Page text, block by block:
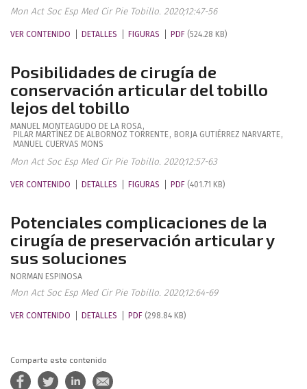
Mon Act Soc Esp Med Cir Pie Tobillo. 2020;12:47-56
VER CONTENIDO DETALLES FIGURAS PDF (524.28 KB)
Posibilidades de cirugía de
conservación articular del tobillo
lejos del tobillo
MANUEL MONTEAGUDO DE LA ROSA,
PILAR MARTÍNEZ DE ALBORNOZ TORRENTE, BORJA GUTIÉRREZ NARVARTE,
MANUEL CUERVAS MONS
Mon Act Soc Esp Med Cir Pie Tobillo. 2020;12:57-63
VER CONTENIDO DETALLES FIGURAS PDF (401.71 KB)
Potenciales complicaciones de la
cirugía de preservación articular y
sus soluciones
NORMAN ESPINOSA
Mon Act Soc Esp Med Cir Pie Tobillo. 2020;12:64-69
VER CONTENIDO DETALLES PDF (298.84 KB)
Comparte este contenido